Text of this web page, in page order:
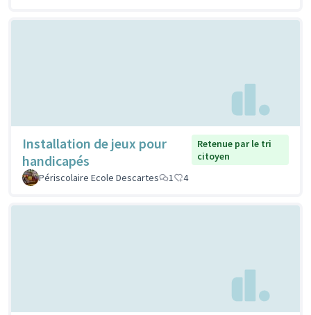
Installation de jeux pour
handicapés
Retenue par le tri
citoyen
Périscolaire Ecole Descartes
1 4